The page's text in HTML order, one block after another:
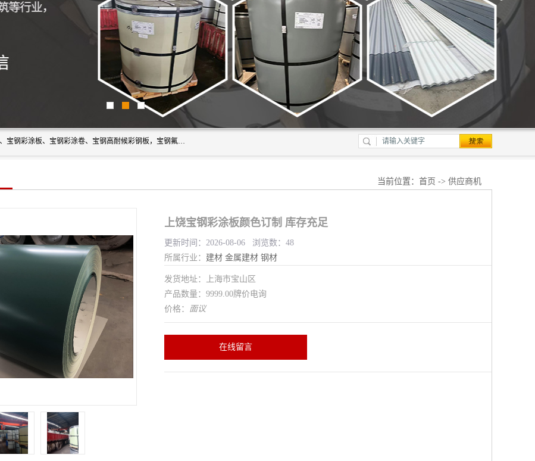
上海轩本实业有限公司主营产品：宝钢彩钢板、宝钢彩钢卷、宝钢彩涂板、宝钢彩涂卷、宝钢高耐候彩钢板，宝钢氟碳彩钢板。是一家集钢铁贸易，物流、加工为一体的产业全配套公司。
当前位置： 首页 -> 供应商机
上饶宝钢彩涂板颜色订制 库存充足
更新时间：2026-08-06 浏览数：48
所属行业： 建材 金属建材 钢材
发货地址：上海市宝山区
产品数量：9999.00牌价电询
价格： 面议
在线留言